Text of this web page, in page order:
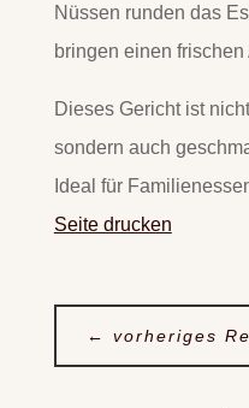
Nüssen runden das
bringen einen frischen
Dieses Gericht ist
sondern auch
Ideal für
Seite drucken
← vorheriges